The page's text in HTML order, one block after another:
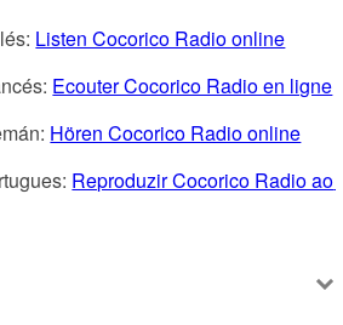
Listen Cocorico Radio online
Ecouter Cocorico Radio en ligne
Hören Cocorico Radio online
Reproduzir Cocorico Radio ao